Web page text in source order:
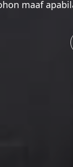
maaf